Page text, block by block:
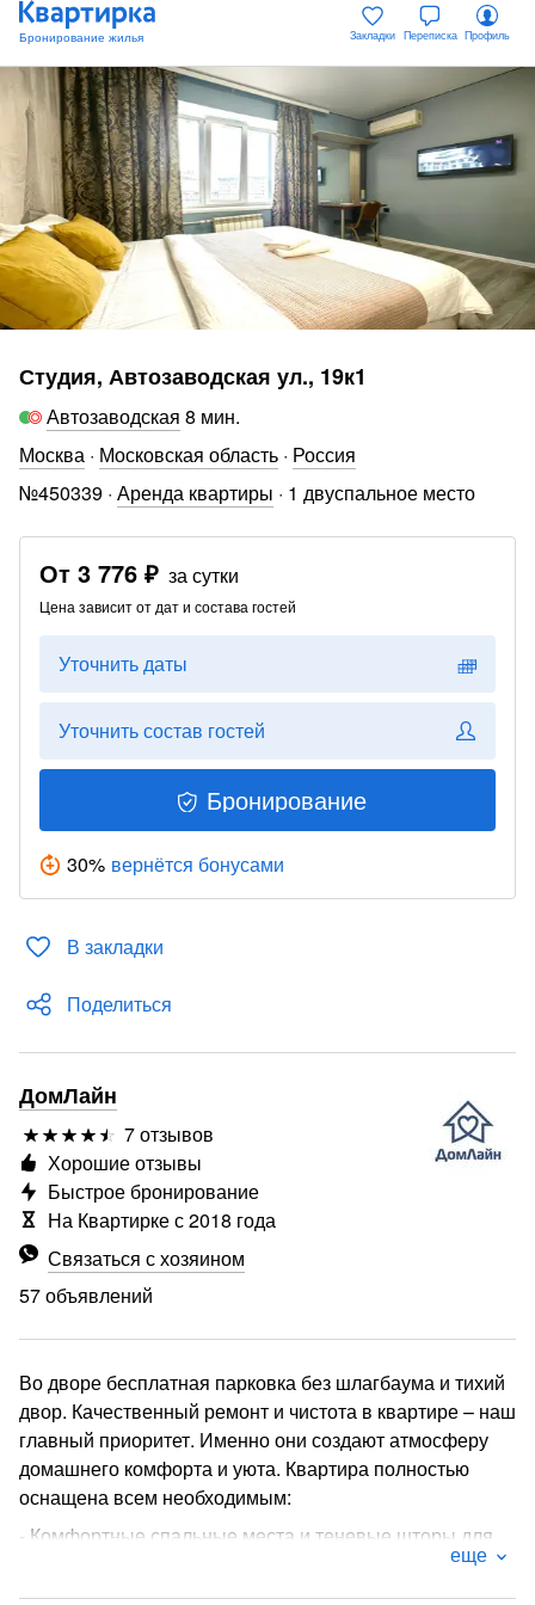
Закладки Переписка Профиль
Студия, Автозаводская ул., 19к1
Автозаводская 8 мин.
Москва · Московская область · Россия
№450339 · Аренда квартиры · 1 двуспальное место
От 3 776 ₽ за сутки
Цена зависит от дат и состава гостей
Уточнить даты
Уточнить состав гостей
Бронирование
30% вернётся бонусами
В закладки
Поделиться
ДомЛайн
7 отзывов
Связаться с хозяином
57 объявлений
Хорошие отзывы
Быстрое бронирование
На Квартирке с 2018 года
Во дворе бесплатная парковка без шлагбаума и тихий
двор. Качественный ремонт и чистота в квартире – наш
главный приоритет. Именно они создают атмосферу
домашнего комфорта и уюта. Квартира полностью
оснащена всем необходимым:
- Комфортные спальные места и теневые шторы для
еще